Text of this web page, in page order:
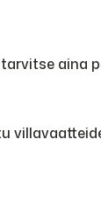
aina